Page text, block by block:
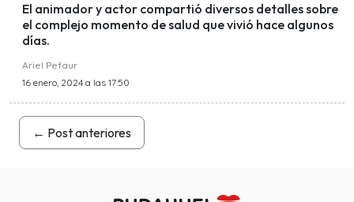
El animador y actor compartió diversos detalles sobre
el complejo momento de salud que vivió hace algunos
días.
Ariel Pefaur
16 enero, 2024 a las 17:50
← Post anteriores